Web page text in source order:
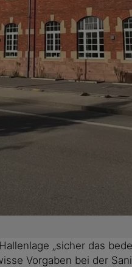
„sicher das
Vorgaben bei der